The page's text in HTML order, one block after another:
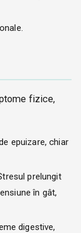
fizice,
epuizare, chiar
prelungit
în gât,
digestive,